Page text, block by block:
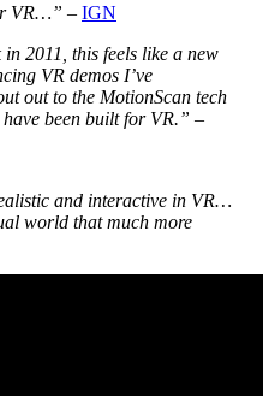
VR…” – IGN
2011, this feels like a new
VR demos I’ve
out to the MotionScan tech
been built for VR.” –
and interactive in VR…
world that much more